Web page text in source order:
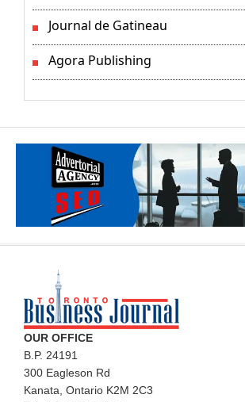
Journal de Gatineau
Agora Publishing
OUR OFFICE
B.P. 24191
300 Eagleson Rd
Kanata, Ontario K2M 2C3